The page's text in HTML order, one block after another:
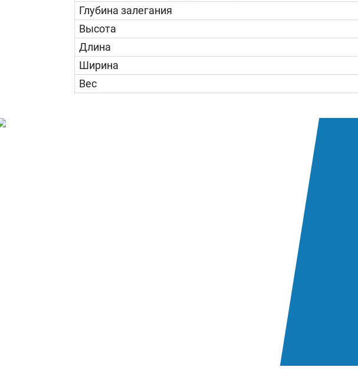
Глубина залегания
Высота
Длина
Ширина
Вес